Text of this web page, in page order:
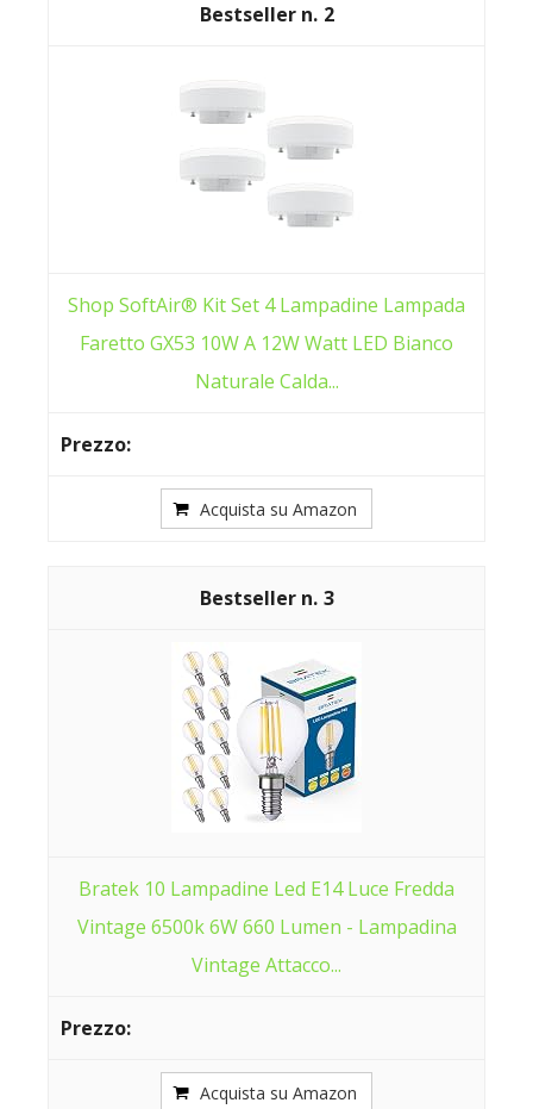
2
Shop SoftAir® Kit Set 4 Lampadine Lampada
Faretto GX53 10W A 12W Watt LED Bianco
Naturale Calda...
Acquista su Amazon
3
Bratek 10 Lampadine Led E14 Luce Fredda
Vintage 6500k 6W 660 Lumen - Lampadina
Vintage Attacco...
Acquista su Amazon